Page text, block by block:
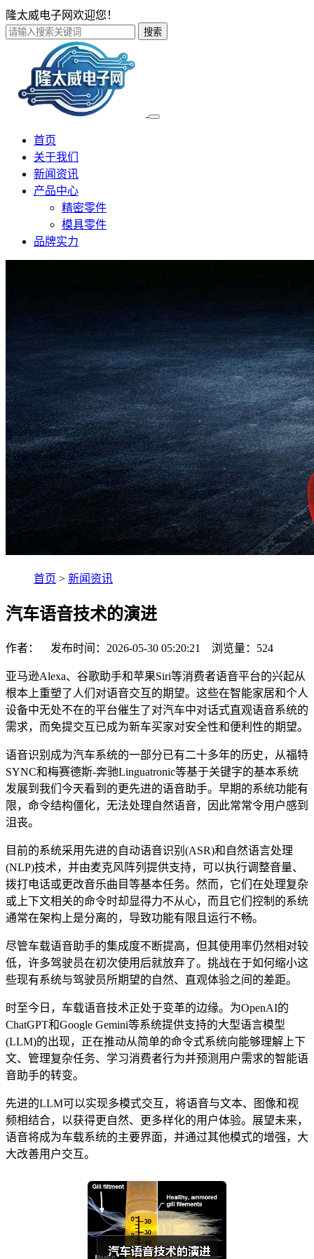
隆太威电子网欢迎您！
搜索
首页
关于我们
新闻资讯
产品中心
精密零件
模具零件
品牌实力
首页 > 新闻资讯
汽车语音技术的演进
作者： 发布时间：2026-05-30 05:20:21 浏览量： 524
亚马逊Alexa、谷歌助手和苹果Siri等消费者语音平台的兴起从
根本上重塑了人们对语音交互的期望。这些在智能家居和个人
设备中无处不在的平台催生了对汽车中对话式直观语音系统的
需求，而免提交互已成为新车买家对安全性和便利性的期望。
语音识别成为汽车系统的一部分已有二十多年的历史，从福特
SYNC和梅赛德斯-奔驰Linguatronic等基于关键字的基本系统
发展到我们今天看到的更先进的语音助手。早期的系统功能有
限，命令结构僵化，无法处理自然语音，因此常常令用户感到
沮丧。
目前的系统采用先进的自动语音识别(ASR)和自然语言处理
(NLP)技术，并由麦克风阵列提供支持，可以执行调整音量、
拨打电话或更改音乐曲目等基本任务。然而，它们在处理复杂
或上下文相关的命令时却显得力不从心，而且它们控制的系统
通常在架构上是分离的，导致功能有限且运行不畅。
尽管车载语音助手的集成度不断提高，但其使用率仍然相对较
低，许多驾驶员在初次使用后就放弃了。挑战在于如何缩小这
些现有系统与驾驶员所期望的自然、直观体验之间的差距。
时至今日，车载语音技术正处于变革的边缘。为OpenAI的
ChatGPT和Google Gemini等系统提供支持的大型语言模型
(LLM)的出现，正在推动从简单的命令式系统向能够理解上下
文、管理复杂任务、学习消费者行为并预测用户需求的智能语
音助手的转变。
先进的LLM可以实现多模式交互，将语音与文本、图像和视
频相结合，以获得更自然、更多样化的用户体验。展望未来，
语音将成为车载系统的主要界面，并通过其他模式的增强，大
大改善用户交互。